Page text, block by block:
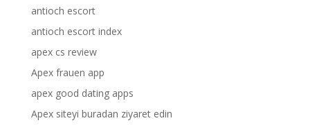
antioch escort
antioch escort index
apex cs review
Apex frauen app
apex good dating apps
Apex siteyi buradan ziyaret edin